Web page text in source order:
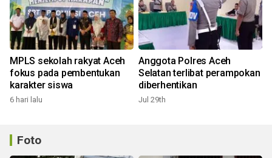
MPLS sekolah rakyat Aceh
fokus pada pembentukan
karakter siswa
6 hari lalu
Anggota Polres Aceh
Selatan terlibat perampokan
diberhentikan
Jul 29th
Foto